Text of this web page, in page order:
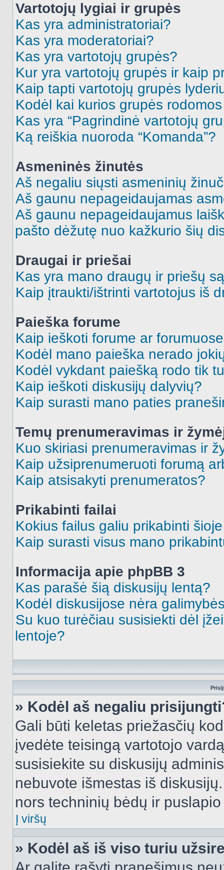
Vartotojų lygiai ir grupės
Kas yra administratoriai?
Kas yra moderatoriai?
Kas yra vartotojų grupės?
Kur yra vartotojų grupės ir kaip
Kaip tapti vartotojų grupės
Kodėl kai kurios grupės
Kas yra “Pagrindinė vartotojų
Ką reiškia nuoroda “Komanda”?
Asmeninės žinutės
Aš negaliu siųsti asmeninių
Aš gaunu nepageidaujamas
Aš gaunu nepageidaujamus
pašto dėžutę nuo kažkurio šių
Draugai ir priešai
Kas yra mano draugų ir priešų
Kaip įtraukti/ištrinti vartotojus iš
Paieška forume
Kaip ieškoti forume ar
Kodėl mano paieška nerado
Kodėl vykdant paiešką rodo tik
Kaip ieškoti diskusijų dalyvių?
Kaip surasti mano paties
Temų prenumeravimas ir
Kuo skiriasi prenumeravimas ir
Kaip užsiprenumeruoti forumą
Kaip atsisakyti prenumeratos?
Prikabinti failai
Kokius failus galiu prikabinti
Kaip surasti visus mano
Informacija apie phpBB 3
Kas parašė šią diskusijų lentą?
Kodėl diskusijose nėra
Su kuo turėčiau susisiekti dėl
lentoje?
» Kodėl aš negaliu
Gali būti keletas priežasčių
įvedėte teisingą vartotojo
susisiekite su diskusijų
nebuvote išmestas iš
nors techninių bėdų ir
Į viršų
» Kodėl aš iš viso turiu